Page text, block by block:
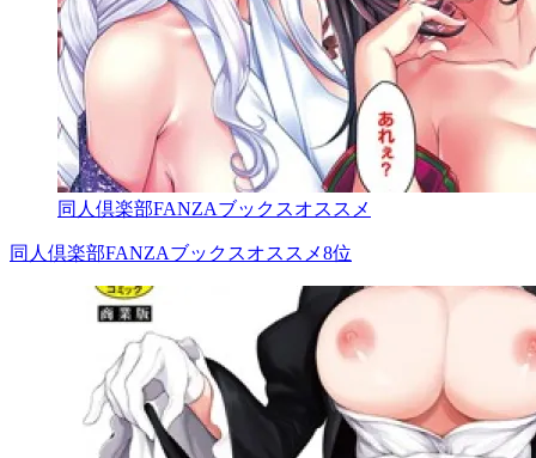
同人倶楽部FANZAブックスオススメ
同人倶楽部FANZAブックスオススメ8位